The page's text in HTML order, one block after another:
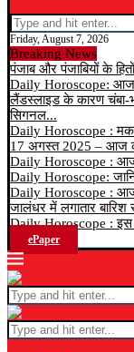
Friday, August 7, 2026
Breaking News
पंजाब और पंजाबियों के
Daily Horoscope: आज
लैंडस्लाइड के कारण चंबा-
सिगनल...
Daily Horoscope :
17 अगस्त 2025 – आज
Daily Horoscope : आज
Daily Horoscope:
Daily Horoscope : आज
जालंधर में लगातार
Daily Horoscope :
ePaper